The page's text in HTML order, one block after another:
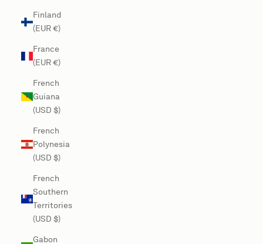
Finland
(EUR €)
France
(EUR €)
French
Guiana
(USD $)
French
Polynesia
(USD $)
French
Southern
Territories
(USD $)
Gabon